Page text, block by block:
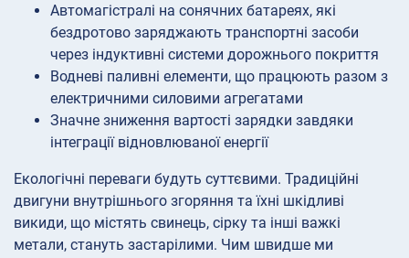
Автомагістралі на сонячних батареях, які
бездротово заряджають транспортні засоби
через індуктивні системи дорожнього покриття
Водневі паливні елементи, що працюють разом з
електричними силовими агрегатами
Значне зниження вартості зарядки завдяки
інтеграції відновлюваної енергії
Екологічні переваги будуть суттєвими. Традиційні
двигуни внутрішнього згоряння та їхні шкідливі
викиди, що містять свинець, сірку та інші важкі
метали, стануть застарілими. Чим швидше ми